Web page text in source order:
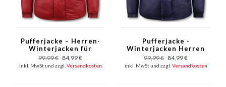
Pufferjacke – Herren-
Winterjacken für
Erwachsene – 8055 –
Rot
99,99 € 84,99 €
inkl. MwSt und zzgl. Versandkosten
Pufferjacke -
Winterjacken Herren
Wasserdicht - 8055 -
Dunkelblau
99,99 € 84,99 €
inkl. MwSt und zzgl. Versandkosten